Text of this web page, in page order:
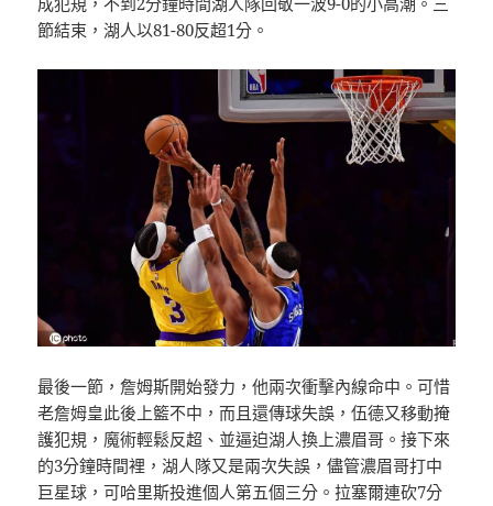
節結束，湖人以81-80反超1分。
最後一節，詹姆斯開始發力，他兩次衝擊內線命中。可惜
老詹姆皇此後上籃不中，而且還傳球失誤，伍德又移動掩
護犯規，魔術輕鬆反超、並逼迫湖人換上濃眉哥。接下來
的3分鐘時間裡，湖人隊又是兩次失誤，儘管濃眉哥打中
巨星球，可哈里斯投進個人第五個三分。拉塞爾連砍7分